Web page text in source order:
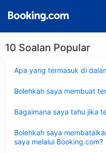
10 Soalan Popular
Apa yang termasuk di
Bolehkah saya membuat
Bagaimana saya tahu jika
Bolehkah saya
saya melalui Booking.com?